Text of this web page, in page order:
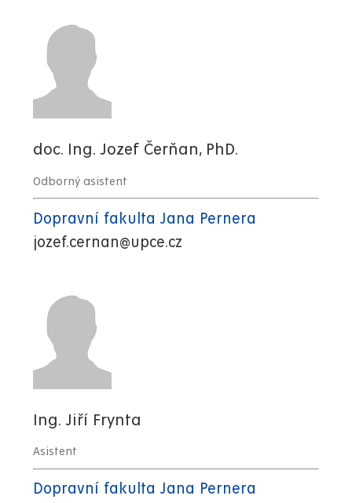
doc. Ing. Jozef Čerňan, PhD.
Odborný asistent
Dopravní fakulta Jana Pernera
jozef.cernan@upce.cz
Ing. Jiří Frynta
Asistent
Dopravní fakulta Jana Pernera